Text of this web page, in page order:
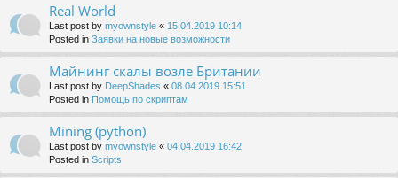
Real World
Last post by myownstyle « 15.04.2019 10:14
Posted in Заявки на новые возможности
Майнинг скалы возле Британии
Last post by DeepShades « 08.04.2019 15:51
Posted in Помощь по скриптам
Mining (python)
Last post by myownstyle « 04.04.2019 16:42
Posted in Scripts